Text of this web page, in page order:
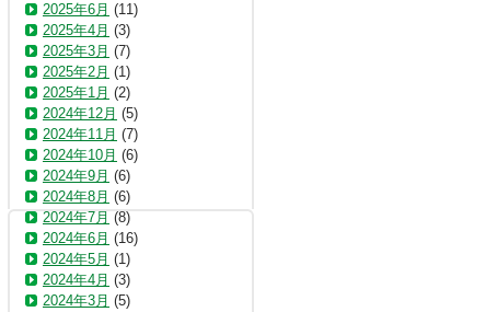
2025年6月 (11)
2025年4月 (3)
2025年3月 (7)
2025年2月 (1)
2025年1月 (2)
2024年12月 (5)
2024年11月 (7)
2024年10月 (6)
2024年9月 (6)
2024年8月 (6)
2024年7月 (8)
2024年6月 (16)
2024年5月 (1)
2024年4月 (3)
2024年3月 (5)